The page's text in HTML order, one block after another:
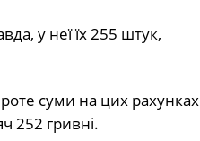
у неї їх 255 штук,
суми на цих рахунках
252 гривні.